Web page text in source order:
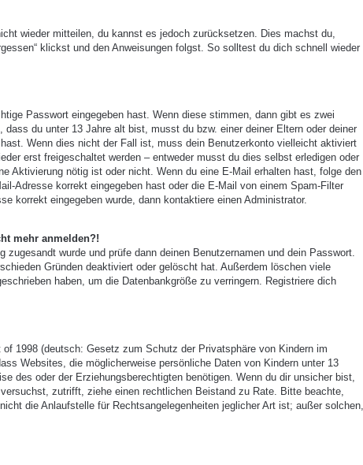
wieder mitteilen, du kannst es jedoch zurücksetzen. Dies machst du,
klickst und den Anweisungen folgst. So solltest du dich schnell wieder
Passwort eingegeben hast. Wenn diese stimmen, dann gibt es zwei
du unter 13 Jahre alt bist, musst du bzw. einer deiner Eltern oder deiner
Wenn dies nicht der Fall ist, muss dein Benutzerkonto vielleicht aktiviert
erst freigeschaltet werden – entweder musst du dies selbst erledigen oder
Aktivierung nötig ist oder nicht. Wenn du eine E-Mail erhalten hast, folge den
Adresse korrekt eingegeben hast oder die E-Mail von einem Spam-Filter
korrekt eingegeben wurde, dann kontaktiere einen Administrator.
mehr anmelden?!
wurde und prüfe dann deinen Benutzernamen und dein Passwort.
Gründen deaktiviert oder gelöscht hat. Außerdem löschen viele
haben, um die Datenbankgröße zu verringern. Registriere dich
1998 (deutsch: Gesetz zum Schutz der Privatsphäre von Kindern im
Websites, die möglicherweise persönliche Daten von Kindern unter 13
des oder der Erziehungsberechtigten benötigen. Wenn du dir unsicher bist,
zutrifft, ziehe einen rechtlichen Beistand zu Rate. Bitte beachte,
die Anlaufstelle für Rechtsangelegenheiten jeglicher Art ist; außer solchen,